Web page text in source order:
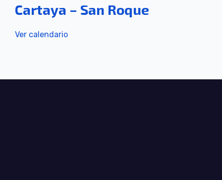
Cartaya – San Roque
Ver calendario